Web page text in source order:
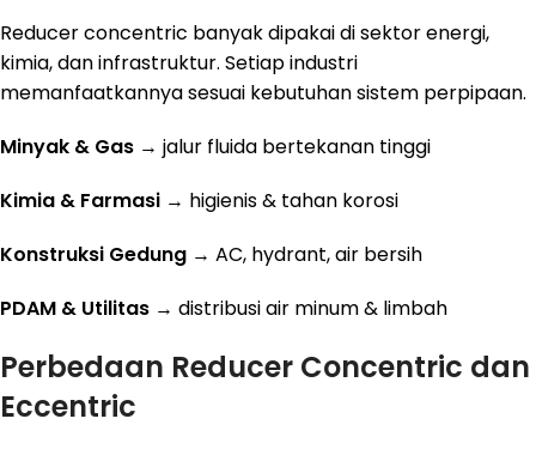
Reducer concentric banyak dipakai di sektor energi,
kimia, dan infrastruktur. Setiap industri
memanfaatkannya sesuai kebutuhan sistem perpipaan.
Minyak & Gas → jalur fluida bertekanan tinggi
Kimia & Farmasi → higienis & tahan korosi
Konstruksi Gedung → AC, hydrant, air bersih
PDAM & Utilitas → distribusi air minum & limbah
Perbedaan Reducer Concentric dan
Eccentric